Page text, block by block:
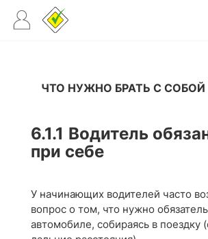
ЧТО НУЖНО БРАТЬ С СОБОЙ
6.1.1 Водитель
при себе
У начинающих водителей часто
вопрос о том, что нужно
автомобиле, собираясь в поездку